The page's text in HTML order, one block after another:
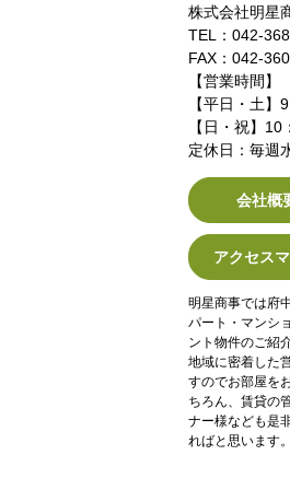
株式会社明星
TEL：042-
FAX：042-
【営業時間】
【平日・土
【日・祝】
定休日：毎週
会社概
アクセス
明星商事では府
パート・マンシ
ント物件のご紹
地域に密着した
すのでお部屋を
ちろん、賃貸の
ナー様なども是
ればと思います。